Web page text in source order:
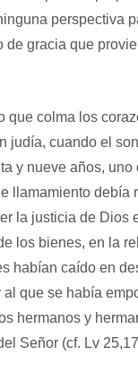
perspectiva
de gracia que
que colma los
judía, cuando el
y nueve años, uno
llamamiento debía
la justicia de Dios
los bienes, en la
habían caído en
que se había
hermanos y
Señor (cf. Lv
Domingo ordinario.